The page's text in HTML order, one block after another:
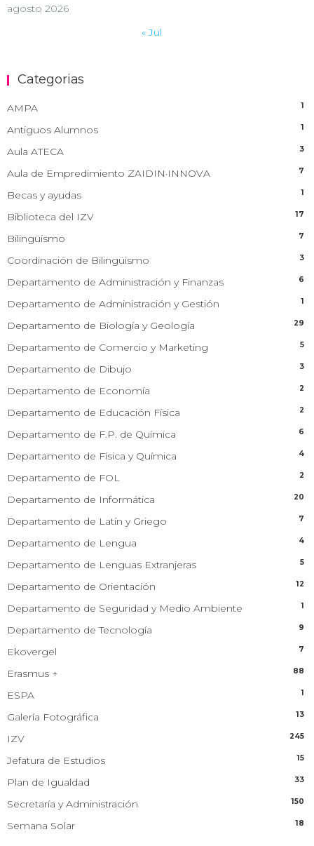
agosto 2026
« Jul
Categorias
AMPA 1
Antiguos Alumnos 1
Aula ATECA 3
Aula de Empredimiento ZAIDIN·INNOVA 7
Becas y ayudas 1
Biblioteca del IZV 17
Bilingüismo 7
Coordinación de Bilingüismo 3
Departamento de Administración y Finanzas 6
Departamento de Administración y Gestión 1
Departamento de Biología y Geología 29
Departamento de Comercio y Marketing 5
Departamento de Dibujo 3
Departamento de Economía 2
Departamento de Educación Física 2
Departamento de F.P. de Química 6
Departamento de Física y Química 4
Departamento de FOL 2
Departamento de Informática 20
Departamento de Latín y Griego 7
Departamento de Lengua 4
Departamento de Lenguas Extranjeras 5
Departamento de Orientación 12
Departamento de Seguridad y Medio Ambiente 1
Departamento de Tecnología 9
Ekovergel 7
Erasmus + 88
ESPA 1
Galería Fotográfica 13
IZV 245
Jefatura de Estudios 15
Plan de Igualdad 33
Secretaría y Administración 150
Semana Solar 18